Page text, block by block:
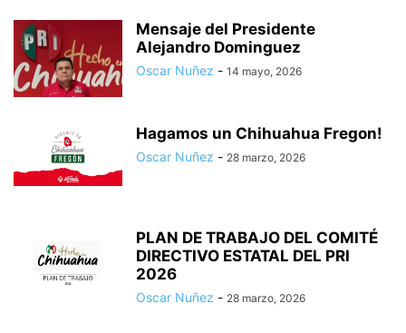
Mensaje del Presidente
Alejandro Dominguez
Oscar Nuñez - 14 mayo, 2026
Hagamos un Chihuahua Fregon!
Oscar Nuñez - 28 marzo, 2026
PLAN DE TRABAJO DEL COMITÉ
DIRECTIVO ESTATAL DEL PRI
2026
Oscar Nuñez - 28 marzo, 2026